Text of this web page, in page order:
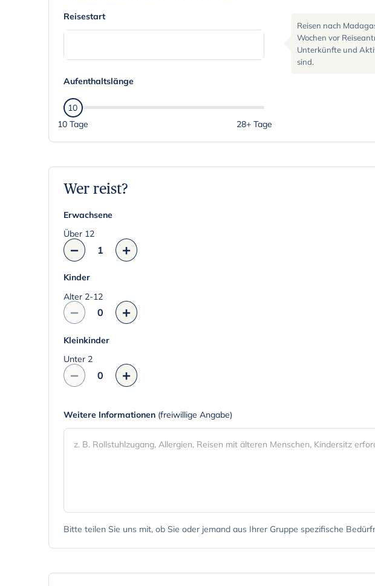
Reisestart
a
v
i
g
a
f
r
w
a
r
d
t
o
i
n
t
e
r
c
t
e
c
Reisen nach
Wochen vor
Unterkünfte und
sind.
Aufenthaltslänge
10
28+ Tage
10 Tage
Wer reist?
Erwachsene
Über 12
1
Kinder
Alter 2-12
0
Kleinkinder
Unter 2
0
Weitere Informationen (freiwillige Angabe)
Bitte teilen Sie uns mit, ob Sie oder jemand aus Ihrer Gruppe spezifische